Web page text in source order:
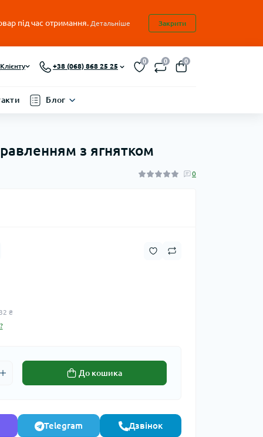
під час отримання. Детальніше Закрити
Клієнту +38 (068) 868 25 25
0 0 0
Блог
з ягнятком
0
₴
До кошика
Telegram Дзвінок